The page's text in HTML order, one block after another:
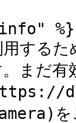
%}
する
まだ
を